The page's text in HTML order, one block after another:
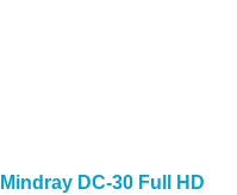
Mindray DC-30 Full HD